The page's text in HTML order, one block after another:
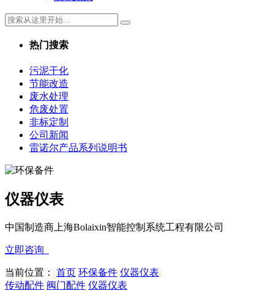
热门搜索
污泥干化
节能改造
废水处理
危废处置
非标定制
公司新闻
雷诺尔产品系列说明书
仪器仪表
中国制造商上海Bolaixin智能控制系统工程有限公司
立即咨询
当前位置： 首页 环保备件 仪器仪表
传动配件 阀门配件 仪器仪表